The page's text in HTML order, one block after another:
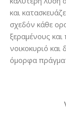
και
σχεδόν κάθε
ξεραμένους
νοικοκυριό και
όμορφα